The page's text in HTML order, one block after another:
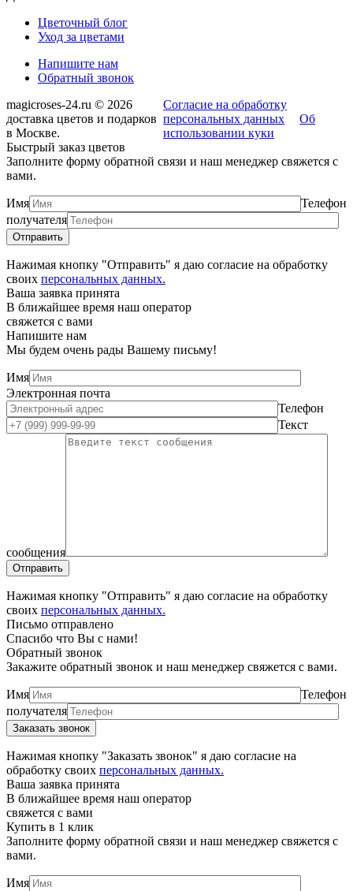
Цветочный блог
Уход за цветами
Напишите нам
Обратный звонок
magicroses-24.ru © 2026
доставка цветов и подарков
в Москве.
Согласие на обработку
персональных данных
Об
использовании куки
Быстрый заказ цветов
Заполните форму обратной связи и наш менеджер свяжется с
вами.
Имя
Телефон
получателя
Нажимая кнопку "Отправить" я даю согласие на обработку
своих персональных данных.
Ваша заявка принята
В ближайшее время наш оператор
свяжется с вами
Напишите нам
Мы будем очень рады Вашему письму!
Имя
Электронная почта
Телефон
Текст
сообщения
Нажимая кнопку "Отправить" я даю согласие на обработку
своих персональных данных.
Письмо отправлено
Спасибо что Вы с нами!
Обратный звонок
Закажите обратный звонок и наш менеджер свяжется с вами.
Имя
Телефон
получателя
Нажимая кнопку "Заказать звонок" я даю согласие на
обработку своих персональных данных.
Ваша заявка принята
В ближайшее время наш оператор
свяжется с вами
Купить в 1 клик
Заполните форму обратной связи и наш менеджер свяжется с
вами.
Имя